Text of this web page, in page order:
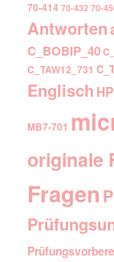
70-414 70-432 70-
Antworten
C_BOBIP_40
C_TAW12_731
Englisch HP
MB7-701
originale
Fragen